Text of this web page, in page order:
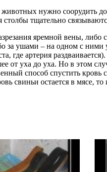
нужно соорудить
столбы тщательно
яремной вены,
за ушами – на одном с
где артерия
от уха до уха. Но в этом
способ спустить
свиньи остается в мясе,